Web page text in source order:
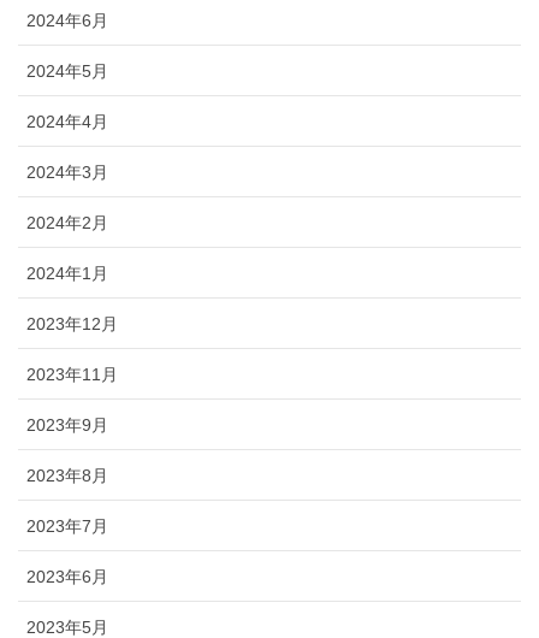
2024年6月
2024年5月
2024年4月
2024年3月
2024年2月
2024年1月
2023年12月
2023年11月
2023年9月
2023年8月
2023年7月
2023年6月
2023年5月